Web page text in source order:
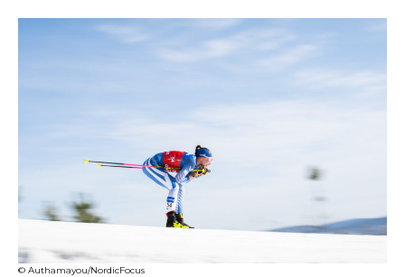
© Authamayou/NordicFocus